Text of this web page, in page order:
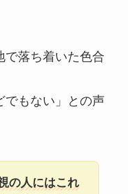
で落ち着いた色合
でもない」との声
の人にはこれ